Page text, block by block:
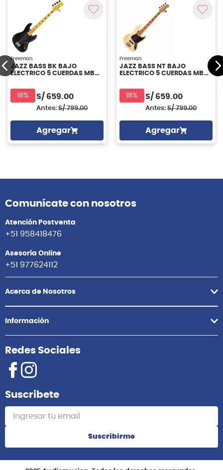
Freeman
JAZZ BASS BK BAJO
ELECTRICO 5 CUERDAS MBB
18% S/ 659.00
Antes: S/ 799.00
Agregar
Freeman
JAZZ BASS NT BAJO
ELECTRICO 5 CUERDAS MBB
18% S/ 659.00
Antes: S/ 799.00
Agregar
Comunícate con nosotros
Atención Postventa
+51 958418476
Asesoría Online
+51 977624112
Acerca de Nosotros
Información
Redes Sociales
Suscribete
Suscribirme